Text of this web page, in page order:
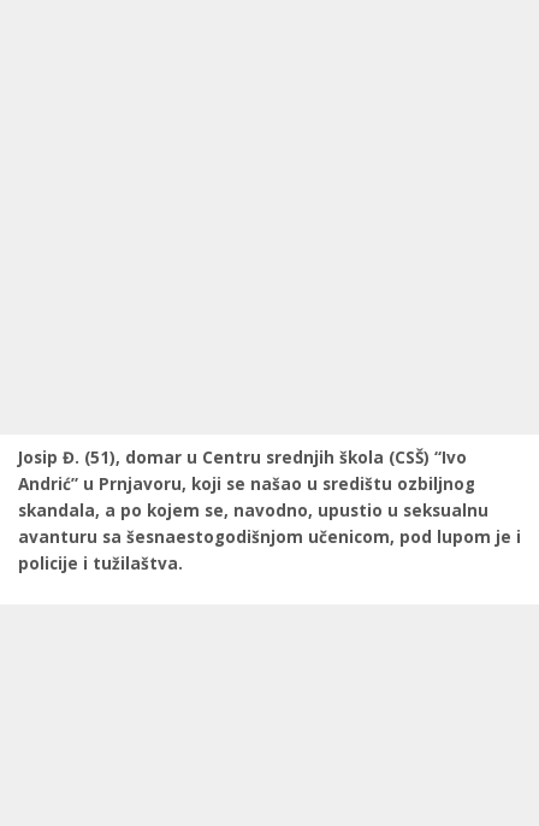
Josip Đ. (51), domar u Centru srednjih škola (CSŠ) “Ivo
Andrić” u Prnjavoru, koji se našao u središtu ozbiljnog
skandala, a po kojem se, navodno, upustio u seksualnu
avanturu sa šesnaestogodišnjom učenicom, pod lupom je i
policije i tužilaštva.